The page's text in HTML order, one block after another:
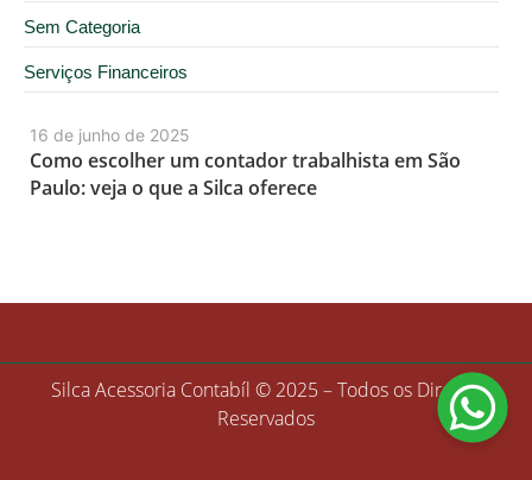
16 de junho de 2025
Como escolher um contador trabalhista em São
Paulo: veja o que a Silca oferece
Sem Categoria
Serviços Financeiros
Silca Acessoria Contabíl © 2025 – Todos os Direitos
Reservados